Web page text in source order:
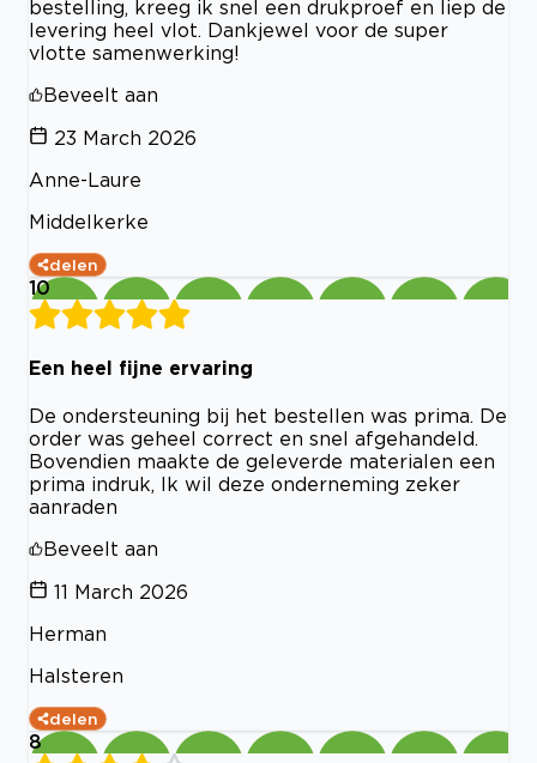
bestelling, kreeg ik snel een drukproef en liep de
levering heel vlot. Dankjewel voor de super
vlotte samenwerking!
Beveelt aan
23 March 2026
Anne-Laure
Middelkerke
delen
10
Een heel fijne ervaring
De ondersteuning bij het bestellen was prima. De
order was geheel correct en snel afgehandeld.
Bovendien maakte de geleverde materialen een
prima indruk, Ik wil deze onderneming zeker
aanraden
Beveelt aan
11 March 2026
Herman
Halsteren
delen
8